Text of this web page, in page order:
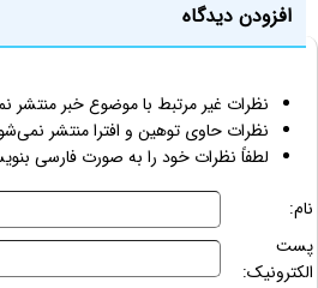
افزودن دیدگاه
نظرات غیر مرتبط با موضوع خبر منتشر
نظرات حاوی توهین و افترا منتشر
لطفاً نظرات خود را به صورت فارسی
نام:
پست
الکترونیک: